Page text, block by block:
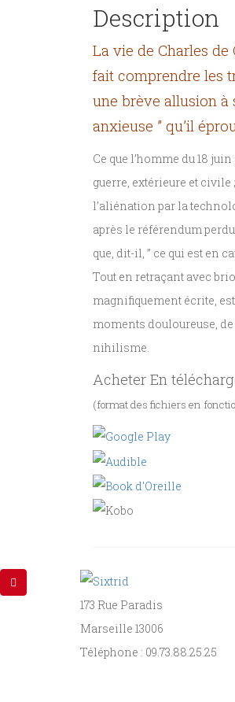
Description
La vie de Charles
fait comprendre les
une brève allusion à
anxieuse ” qu’il
Ce que l’homme du 18
guerre, extérieure et
l’aliénation par la
après le référendum
que, dit-il, ” ce qui est en
Tout en retraçant avec
magnifiquement écrite,
moments douloureuse,
nihilisme.
Acheter En
(format des fichiers en
173 Rue Paradis
Marseille 13006
Téléphone : 09.73.88.25.25